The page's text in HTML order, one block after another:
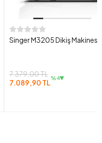
Singer M3205 Dikiş Makinesi
7.379,00 TL
7.089,90 TL %4